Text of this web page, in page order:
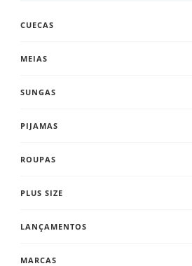
CUECAS
MEIAS
SUNGAS
PIJAMAS
ROUPAS
PLUS SIZE
LANÇAMENTOS
MARCAS